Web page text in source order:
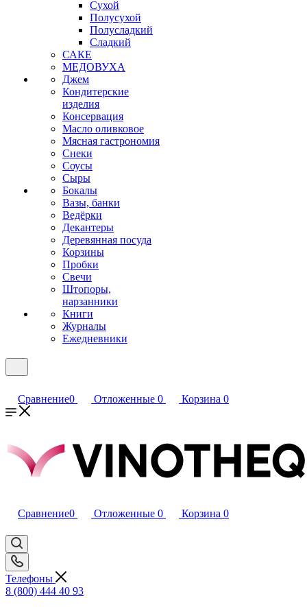
Сухой
Полусухой
Полусладкий
Сладкий
САКЕ
МЕДОВУХА
Джем
Кондитерские
изделия
Консервация
Масло оливковое
Мясная гастрономия
Снеки
Соусы
Сыры
Бокалы
Вазы, банки
Ведёрки
Декантеры
Деревянная посуда
Корзины
Пробки
Свечи
Штопоры,
нарзанники
Книги
Журналы
Ежедневники
Сравнение0 Отложенные 0 Корзина 0
Сравнение0 Отложенные 0 Корзина 0
Телефоны
8 (800) 444 40 93